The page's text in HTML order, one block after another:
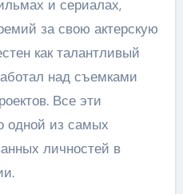
и сериалах,
за свою актерскую
как талантливый
над съемками
Все эти
одной из самых
личностей в